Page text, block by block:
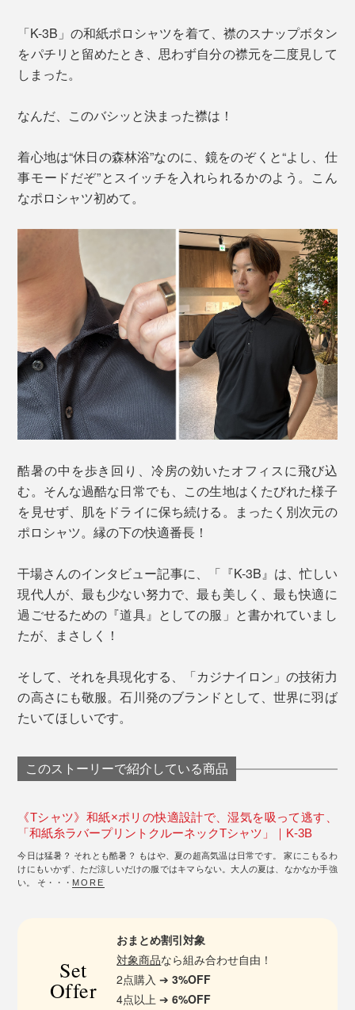
「K-3B」の和紙ポロシャツを着て、襟のスナップボタン
をパチリと留めたとき、思わず自分の襟元を二度見して
しまった。
なんだ、このバシッと決まった襟は！
着心地は“休日の森林浴”なのに、鏡をのぞくと“よし、仕
事モードだぞ”とスイッチを入れられるかのよう。こん
なポロシャツ初めて。
酷暑の中を歩き回り、冷房の効いたオフィスに飛び込
む。そんな過酷な日常でも、この生地はくたびれた様子
を見せず、肌をドライに保ち続ける。まったく別次元の
ポロシャツ。縁の下の快適番長！
干場さんのインタビュー記事に、「『K-3B』は、忙しい
現代人が、最も少ない努力で、最も美しく、最も快適に
過ごせるための『道具』としての服」と書かれていまし
たが、まさしく！
そして、それを具現化する、「カジナイロン」の技術力
の高さにも敬服。石川発のブランドとして、世界に羽ば
たいてほしいです。
このストーリーで紹介している商品
《Tシャツ》和紙×ポリの快適設計で、湿気を吸って逃す、
「和紙糸ラバープリントクルーネックTシャツ」｜K-3B
今日は猛暑？ それとも酷暑？ もはや、夏の超高気温は日常です。 家にこもるわ
けにもいかず、ただ涼しいだけの服ではキマらない。大人の夏は、なかなか手強
い。 そ・・・ MORE
Set
Offer
おまとめ割引対象
対象商品なら組み合わせ自由！
2点購入 ➔3%OFF
4点以上 ➔6%OFF